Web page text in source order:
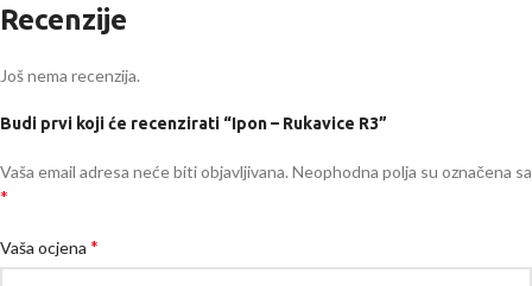
Recenzije
Još nema recenzija.
Budi prvi koji će recenzirati “Ipon – Rukavice R3”
Vaša email adresa neće biti objavljivana. Neophodna polja su označena sa
*
Vaša ocjena *